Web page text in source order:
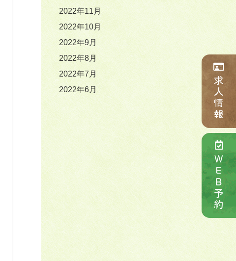
求人情報
ＷＥＢ予約
2022年11月
2022年10月
2022年9月
2022年8月
2022年7月
2022年6月